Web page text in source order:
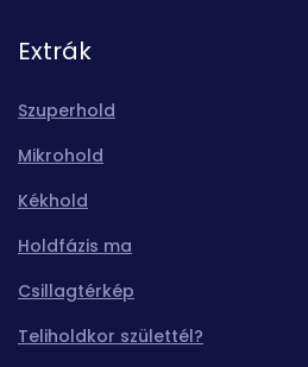
Extrák
Szuperhold
Mikrohold
Kékhold
Holdfázis ma
Csillagtérkép
Teliholdkor születtél?